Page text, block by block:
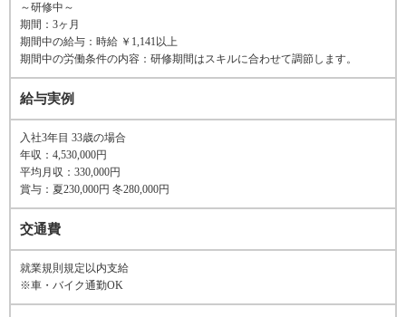
～研修中～
期間：3ヶ月
期間中の給与：時給 ￥1,141以上
期間中の労働条件の内容：研修期間はスキルに合わせて調節します。
給与実例
入社3年目 33歳の場合
年収：4,530,000円
平均月収：330,000円
賞与：夏230,000円 冬280,000円
交通費
就業規則規定以内支給
※車・バイク通勤OK